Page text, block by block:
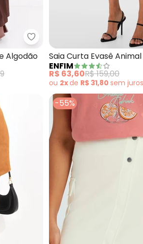
em SarjaQuintess - Saia (Marrom) em
Algodão
Saia Curta Evasê
Sarja (Bege)
ENFIM
R$ 63,60R$ 159,00
ou 2xde R$ 31,80 sem juros
-55%